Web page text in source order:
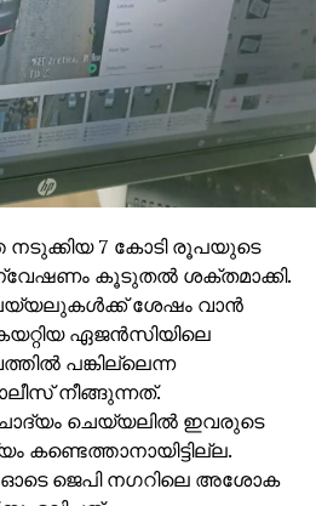
എംബസികള്‍ക്ക്
തരത്തിലുള്ള വ്യാജ
നിര്‍ദ്ദേശം
റിപ്പോര്‍ട്ട് പറയുന്നു.
7 കോടി രൂപയുടെ
കൂടുതല്‍ ശക്തമാക്കി.
ശേഷം വാന്‍
ഏജന്‍സിയിലെ
പങ്കില്ലെന്ന
നീങ്ങുന്നത്.
ചെയ്യലില്‍ ഇവരുടെ
കണ്ടെത്താനായിട്ടില്ല.
ഓടെ ജെപി നഗറിലെ അശോക